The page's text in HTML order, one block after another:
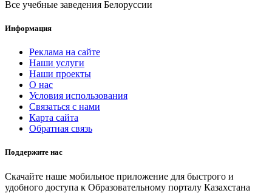
Все учебные заведения Белоруссии
Информация
Реклама на сайте
Наши услуги
Наши проекты
О нас
Условия использования
Связаться с нами
Карта сайта
Обратная связь
Поддержите нас
Скачайте наше мобильное приложение для быстрого и
удобного доступа к Образовательному порталу Казахстана